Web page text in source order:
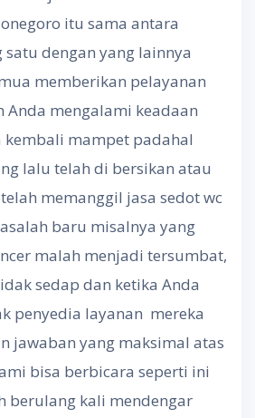
itu sama antara
satu dengan yang lainnya
memberikan pelayanan
Anda mengalami keadaan
kembali mampet padahal
lalu telah di bersikan atau
memanggil jasa sedot wc
baru misalnya yang
malah menjadi tersumbat,
sedap dan ketika Anda
penyedia layanan mereka
jawaban yang maksimal atas
bisa berbicara seperti ini
berulang kali mendengar